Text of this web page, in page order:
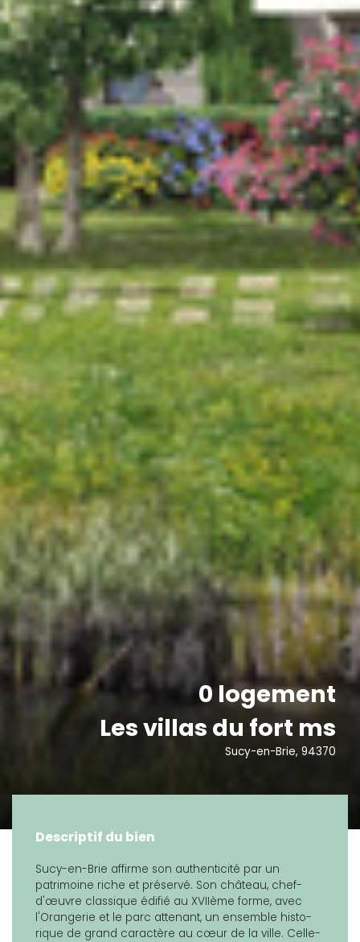
0 logement
Les villas du fort ms
Sucy-en-Brie, 94370
Descriptif du bien
Sucy-en-Brie affirme son authenticité par un
patrimoine riche et préservé. Son château, chef-
d'œuvre classique édifié au XVIIème forme, avec
l'Orangerie et le parc attenant, un ensemble histo-
rique de grand caractère au cœur de la ville. Celle-